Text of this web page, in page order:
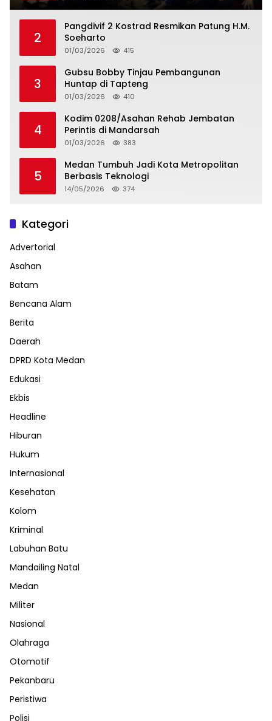
2
Pangdivif 2 Kostrad Resmikan Patung H.M.
Soeharto
01/03/2026 415
3
Gubsu Bobby Tinjau Pembangunan
Huntap di Tapteng
01/03/2026 410
4
Kodim 0208/Asahan Rehab Jembatan
Perintis di Mandarsah
01/03/2026 383
5
Medan Tumbuh Jadi Kota Metropolitan
Berbasis Teknologi
14/05/2026 374
Kategori
Advertorial
Asahan
Batam
Bencana Alam
Berita
Daerah
DPRD Kota Medan
Edukasi
Ekbis
Headline
Hiburan
Hukum
Internasional
Kesehatan
Kolom
Kriminal
Labuhan Batu
Mandailing Natal
Medan
Militer
Nasional
Olahraga
Otomotif
Pekanbaru
Peristiwa
Polisi